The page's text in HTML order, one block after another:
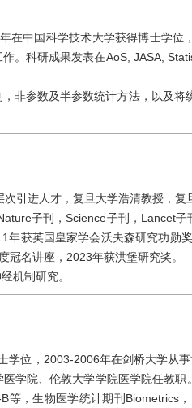
在中国科学技术大学获得博士学位
。科研成果发表在AoS, JASA,
非参数及半参数统计方法，以及将
引进人才，复旦大学浩清教授，复
子刊，Science子刊，Lancet子
年获英国皇家学会沃夫森研究功勋
名讲座，2023年获洪堡研究奖。
机制研究。
学位，2003-2006年在剑桥大学从
学院、伦敦大学学院医学院任教
等，生物医学统计期刊Biometrics